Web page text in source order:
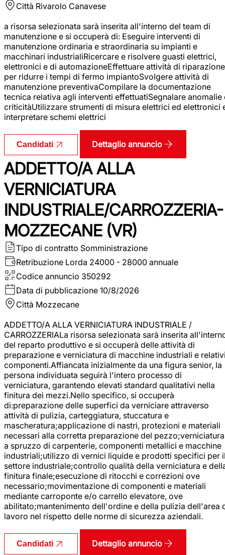
Città Rivarolo Canavese
a risorsa selezionata sarà inserita all'interno del team di
manutenzione e si occuperà di: Eseguire interventi di
manutenzione ordinaria e straordinaria su impianti e
macchinari industrialiRicercare e risolvere guasti elettrici,
elettronici e di automazioneEffettuare attività di riparazione
per ridurre i tempi di fermo impiantoSvolgere attività di
manutenzione preventivaCompilare la documentazione
tecnica relativa agli interventi effettuatiSegnalare anomalie
criticitàUtilizzare strumenti di misura elettrici ed elettronici
interpretare schemi elettrici
Candidati Dettaglio annuncio
ADDETTO/A ALLA
VERNICIATURA
INDUSTRIALE/CARROZZERIA-
MOZZECANE (VR)
Tipo di contratto Somministrazione
Retribuzione Lorda 24000 - 28000 annuale
Codice annuncio 350292
Data di pubblicazione 10/8/2026
Città Mozzecane
ADDETTO/A ALLA VERNICIATURA INDUSTRIALE /
CARROZZERIALa risorsa selezionata sarà inserita
del reparto produttivo e si occuperà delle attività di
preparazione e verniciatura di macchine industriali e
componenti.Affiancata inizialmente da una figura senior, la
persona individuata seguirà l'intero processo di
verniciatura, garantendo elevati standard qualitativi nella
finitura dei mezzi.Nello specifico, si occuperà
di:preparazione delle superfici da verniciare attraverso
attività di pulizia, carteggiatura, stuccatura e
mascheratura;applicazione di nastri, protezioni e materiali
necessari alla corretta preparazione del pezzo;verniciatura
a spruzzo di carpenterie, componenti metallici e macchine
industriali;utilizzo di vernici liquide e prodotti specifici per
settore industriale;controllo qualità della verniciatura e
finitura finale;esecuzione di ritocchi e correzioni ove
necessario;movimentazione di componenti e materiali
mediante carroponte e/o carrello elevatore, ove
abilitato;mantenimento dell'ordine e della pulizia dell'area
lavoro nel rispetto delle norme di sicurezza aziendali.
Candidati Dettaglio annuncio